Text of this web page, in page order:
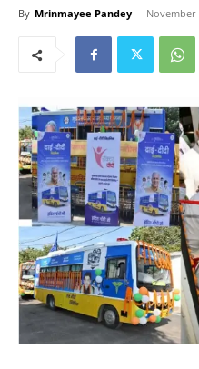
By Mrinmayee Pandey - November